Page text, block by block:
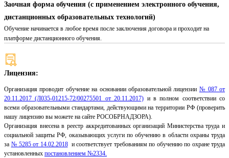
Заочная форма обучения (с применением электронного обучения,
дистанционных образовательных технологий)
Обучение начинается в любое время после заключения договора и проходит на
платформе дистанционного обучения.
Лицензия:
Организация проводит обучение на основании образовательной лицензии № 087 от
20.11.2017 (Л035-01215-72/00275501 от 20.11.2017) и в полном соответствии со
всеми образовательными стандартами, действующими на территории РФ (проверить
нашу лицензию вы можете на сайте РОСОБРНАДЗОРА).
Организация внесена в реестр аккредитованных организаций Министерства труда и
социальной защиты РФ, оказывающих услуги по обучению в области охраны труда
за № 5285 от 14.02.2018и соответствует требованиям по обучению по охране труда
установленных постановлением №2334.